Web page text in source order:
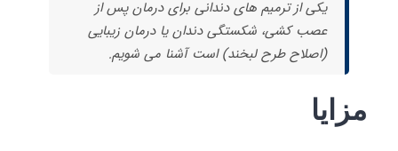
یکی از ترمیم های دندانی برای درمان پس از
عصب کشی، شکستگی دندان یا درمان زیبایی
(اصلاح طرح لبخند) است آشنا می شویم.
مزایا